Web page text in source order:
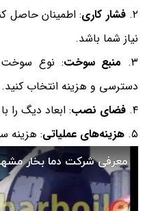
۲. فشار کاری: اطمینان حاصل
نیاز شما باشد.
۳.
منبع سوخت: نوع سوخت
دسترسی و هزینه انتخاب کنید.
۴. فضای نصب: ابعاد دیگ را
۵. هزینه‌های عملیاتی: هزینه